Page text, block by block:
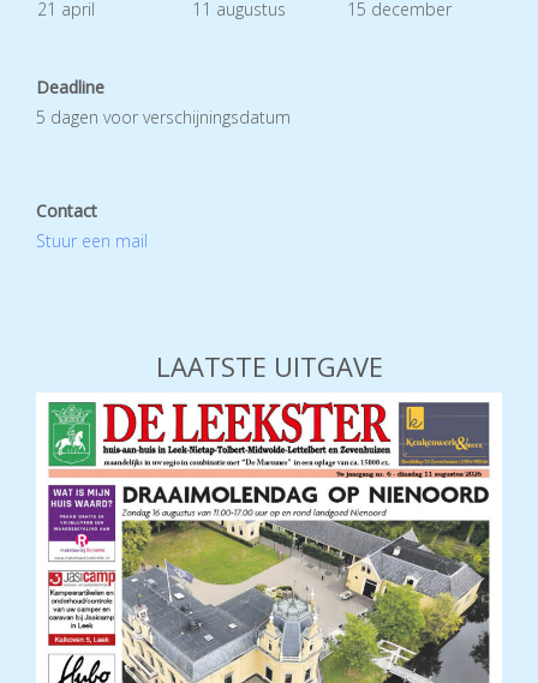
21 april 11 augustus 15 december
Deadline
5 dagen voor verschijningsdatum
Contact
Stuur een mail
LAATSTE UITGAVE